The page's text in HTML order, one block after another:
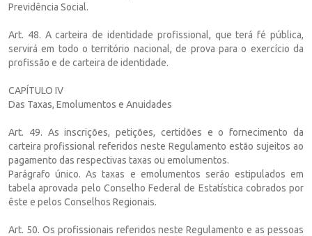
Previdência Social.
Art. 48. A carteira de identidade profissional, que terá fé pública,
servirá em todo o território nacional, de prova para o exercício da
profissão e de carteira de identidade.
CAPÍTULO IV
Das Taxas, Emolumentos e Anuidades
Art. 49. As inscrições, petições, certidões e o fornecimento da
carteira profissional referidos neste Regulamento estão sujeitos ao
pagamento das respectivas taxas ou emolumentos.
Parágrafo único. As taxas e emolumentos serão estipulados em
tabela aprovada pelo Conselho Federal de Estatística cobrados por
êste e pelos Conselhos Regionais.
Art. 50. Os profissionais referidos neste Regulamento e as pessoas